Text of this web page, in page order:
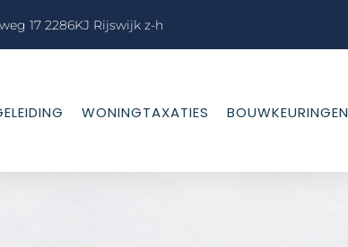
17 2286KJ Rijswijk z-h
WONINGTAXATIES BOUWKEURINGEN